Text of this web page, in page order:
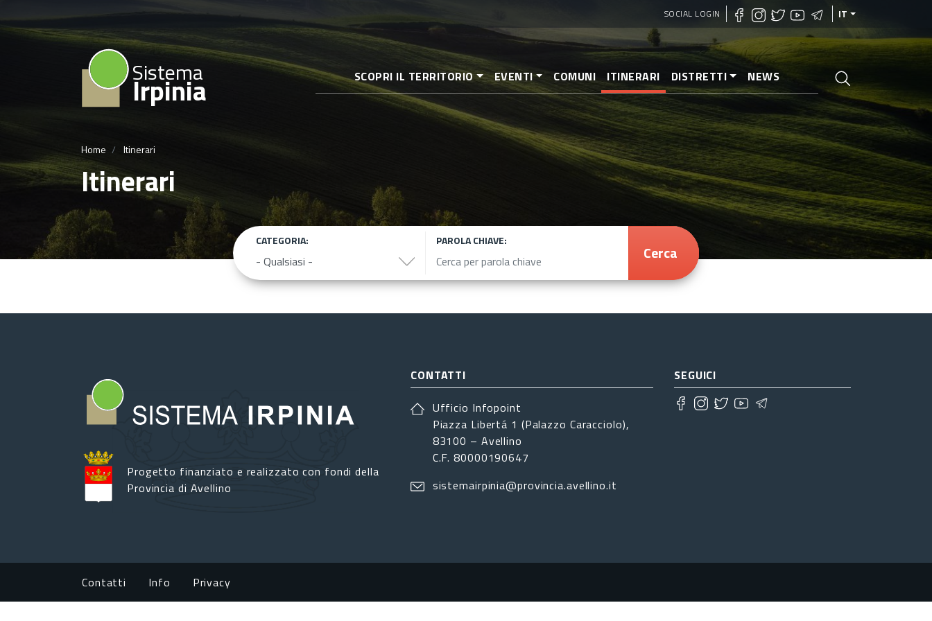
al
contenuto
principale
SOCIAL LOGIN IT
Sistema
Irpinia SCOPRI IL TERRITORIO EVENTI COMUNI ITINERARI DISTRETTI NEWS
Home Itinerari
Itinerari
CATEGORIA: PAROLA CHIAVE:
Cerca
Progetto finanziato e realizzato con fondi della
Provincia di Avellino
CONTATTI
Ufficio Infopoint
Piazza Libertá 1 (Palazzo Caracciolo),
83100 – Avellino
C.F. 80000190647
sistemairpinia@provincia.avellino.it
SEGUICI
Footer menu
Contatti Info Privacy